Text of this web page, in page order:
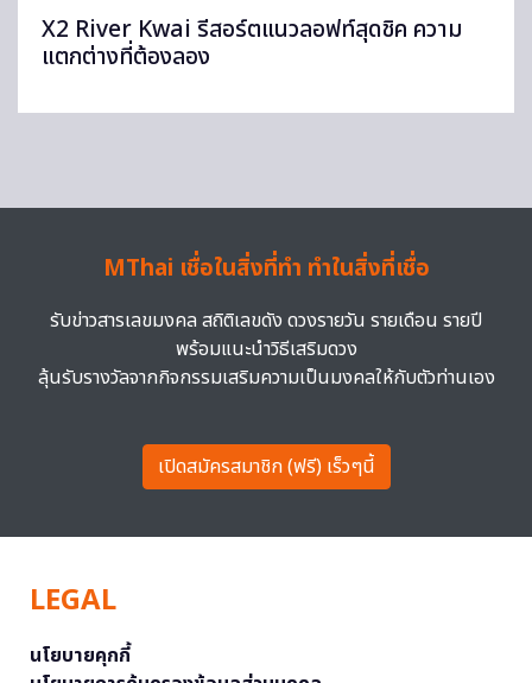
X2 River Kwai รีสอร์ตแนวลอฟท์สุดชิค ความ
แตกต่างที่ต้องลอง
MThai เชื่อในสิ่งที่ทำ ทำในสิ่งที่เชื่อ
รับข่าวสารเลขมงคล สถิติเลขดัง ดวงรายวัน รายเดือน รายปี
พร้อมแนะนำวิธีเสริมดวง
ลุ้นรับรางวัลจากกิจกรรมเสริมความเป็นมงคลให้กับตัวท่านเอง
เปิดสมัครสมาชิก (ฟรี) เร็วๆนี้
LEGAL
นโยบายคุกกี้